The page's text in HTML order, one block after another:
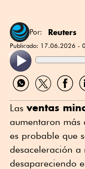
Por: Reuters
Publicado: 17.06.2026 -
Compartir
por
Compartir
por
por
Las ventas
aumentaron más
es probable que
desaceleración a
desapareciendo